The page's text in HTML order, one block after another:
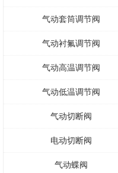
气动套筒调节阀
气动衬氟调节阀
气动高温调节阀
气动低温调节阀
气动切断阀
电动切断阀
气动蝶阀